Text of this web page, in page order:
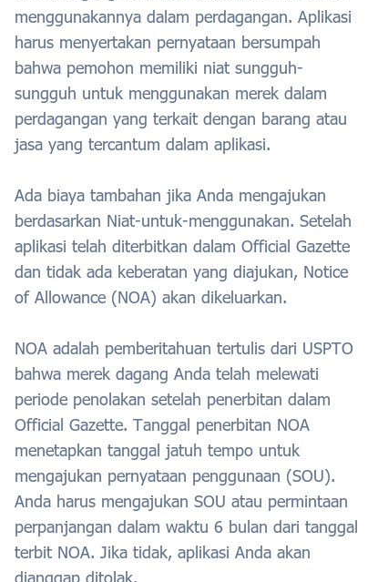
menggunakannya dalam perdagangan. Aplikasi
harus menyertakan pernyataan bersumpah
bahwa pemohon memiliki niat sungguh-
sungguh untuk menggunakan merek dalam
perdagangan yang terkait dengan barang atau
jasa yang tercantum dalam aplikasi.
Ada biaya tambahan jika Anda mengajukan
berdasarkan Niat-untuk-menggunakan. Setelah
aplikasi telah diterbitkan dalam Official Gazette
dan tidak ada keberatan yang diajukan, Notice
of Allowance (NOA) akan dikeluarkan.
NOA adalah pemberitahuan tertulis dari USPTO
bahwa merek dagang Anda telah melewati
periode penolakan setelah penerbitan dalam
Official Gazette. Tanggal penerbitan NOA
menetapkan tanggal jatuh tempo untuk
mengajukan pernyataan penggunaan (SOU).
Anda harus mengajukan SOU atau permintaan
perpanjangan dalam waktu 6 bulan dari tanggal
terbit NOA. Jika tidak, aplikasi Anda akan
dianggap ditolak.